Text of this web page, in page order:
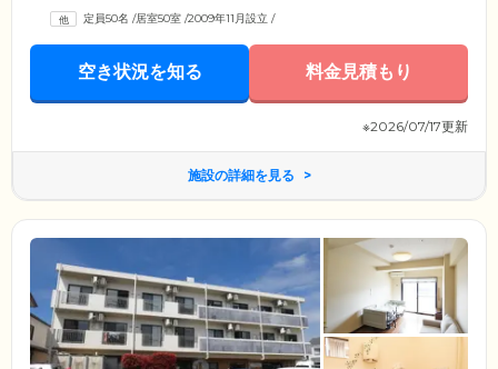
えていますので、ご自由にご利用ください。お部屋はA～Eまで5タイプ
の間取りをご用意しており、ご夫婦やごきょうだいでの入居も可能で
定員50名 /居室50室 /2009年11月設立 /
空き状況を知る 料金見積もり
※2026/07/17更新
施設の詳細を見る